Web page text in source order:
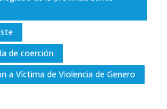
de coerción
a Víctima de Violencia de Genero